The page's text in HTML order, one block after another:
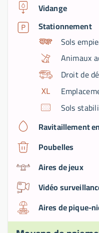
Vidange
Stationnement
Sols
Animaux
Droit de
Sols
Ravitaillement
Poubelles
Aires de jeux
Vidéo
Aires de pique-